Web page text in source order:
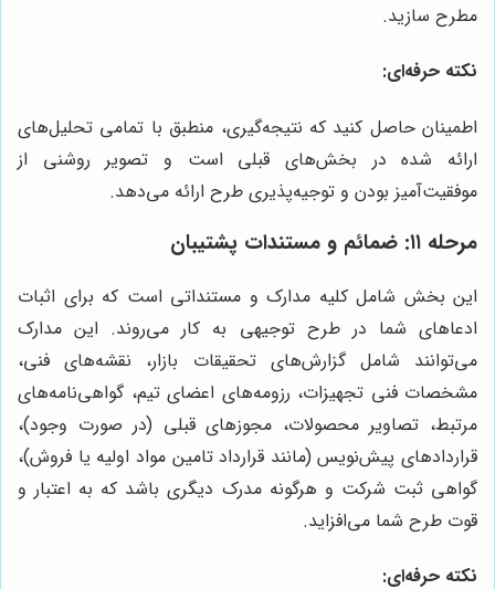
مطرح سازید.
نکته حرفه‌ای:
اطمینان حاصل کنید که نتیجه‌گیری، منطبق با تمامی تحلیل‌های
ارائه شده در بخش‌های قبلی است و تصویر روشنی از
موفقیت‌آمیز بودن و توجیه‌پذیری طرح ارائه می‌دهد.
مرحله ۱۱: ضمائم و مستندات پشتیبان
این بخش شامل کلیه مدارک و مستنداتی است که برای اثبات
ادعاهای شما در طرح توجیهی به کار می‌روند. این مدارک
می‌توانند شامل گزارش‌های تحقیقات بازار، نقشه‌های فنی،
مشخصات فنی تجهیزات، رزومه‌های اعضای تیم، گواهی‌نامه‌های
مرتبط، تصاویر محصولات، مجوزهای قبلی (در صورت وجود)،
قراردادهای پیش‌نویس (مانند قرارداد تامین مواد اولیه یا فروش)،
گواهی ثبت شرکت و هرگونه مدرک دیگری باشد که به اعتبار و
قوت طرح شما می‌افزاید.
نکته حرفه‌ای: